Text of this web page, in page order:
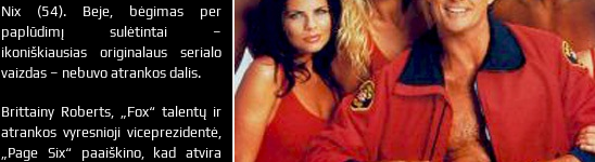
Nix (54). Beje, bėgimas per
paplūdimį sulėtintai –
ikoniškiausias originalaus serialo
vaizdas – nebuvo atrankos dalis.
Brittainy Roberts, „Fox“ talentų ir
atrankos vyresnioji viceprezidentė,
„Page Six“ paaiškino, kad atvira